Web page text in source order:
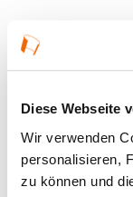
Diese Webseite
Wir verwenden
personalisieren,
zu können und
Details
22.02.2026 —
Die